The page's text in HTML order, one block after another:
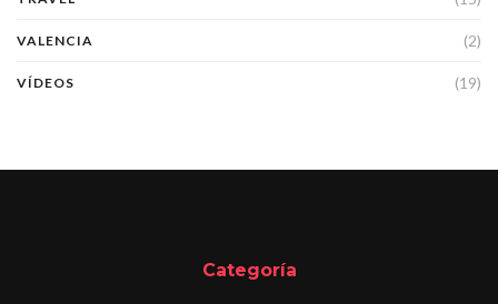
VALENCIA (2)
VÍDEOS (19)
Categoría